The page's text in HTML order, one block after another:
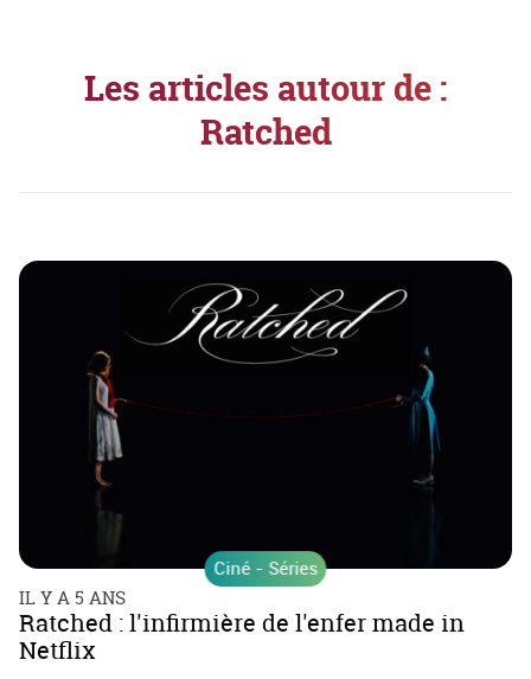
Les articles autour de :
Ratched
Ciné - Séries
IL Y A 5 ANS
Ratched : l'infirmière de l'enfer made in
Netflix